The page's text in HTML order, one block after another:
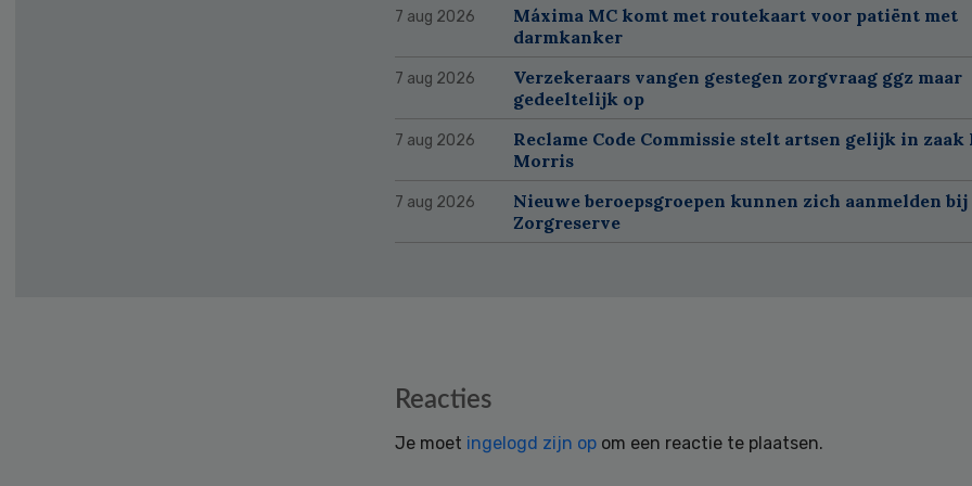
7 aug 2026
Máxima MC komt met routekaart voor patiënt met
darmkanker
7 aug 2026
Verzekeraars vangen gestegen zorgvraag ggz maar
gedeeltelijk op
7 aug 2026
Reclame Code Commissie stelt artsen gelijk in
Morris
7 aug 2026
Nieuwe beroepsgroepen kunnen zich aanmelden
Zorgreserve
Reacties
Je moet ingelogd zijn op om een reactie te plaatsen.